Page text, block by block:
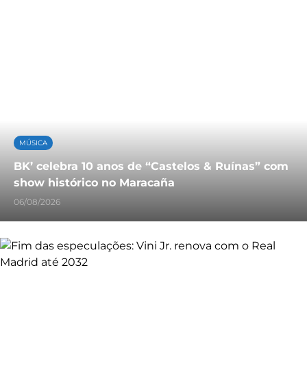
MÚSICA
BK’ celebra 10 anos de “Castelos & Ruínas” com
show histórico no Maracaña
06/08/2026